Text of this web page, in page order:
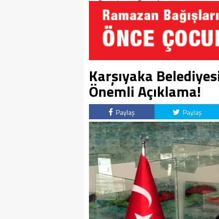
Soruşturma Dosyalarına
Yansıdı!
Karşıyaka
Önemli Açıklama!
Paylaş Paylaş